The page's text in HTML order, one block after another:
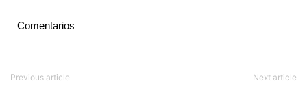
Comentarios
Previous article Next article